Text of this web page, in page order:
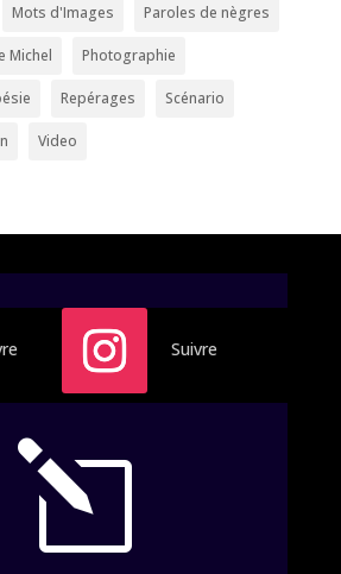
Mots d'Images Paroles de nègres
Michel Photographie
Repérages Scénario
Video
Suivre
l